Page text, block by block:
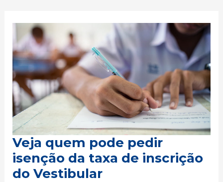
Veja quem pode pedir
isenção da taxa de inscrição
do Vestibular
quem
pode
pedir
isenção
da
taxa
de
inscrição
do
Vestibular